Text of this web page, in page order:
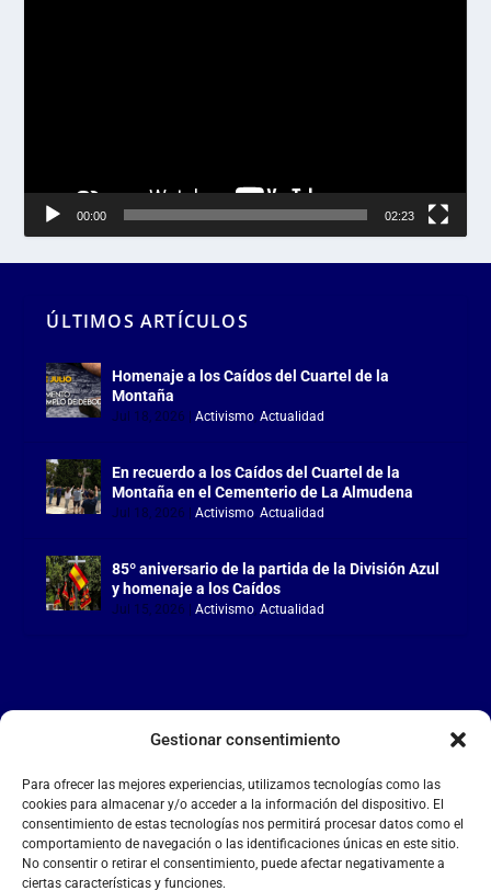
Gestionar consentimiento
Para ofrecer las mejores experiencias, utilizamos tecnologías como las
cookies para almacenar y/o acceder a la información del dispositivo. El
consentimiento de estas tecnologías nos permitirá procesar datos como el
comportamiento de navegación o las identificaciones únicas en este sitio.
No consentir o retirar el consentimiento, puede afectar negativamente a
ciertas características y funciones.
00:00 02:23
ÚLTIMOS ARTÍCULOS
Homenaje a los Caídos del Cuartel de la
Montaña
Jul 18, 2026 |Activismo ,Actualidad
En recuerdo a los Caídos del Cuartel de la
Montaña en el Cementerio de La Almudena
Jul 18, 2026 |Activismo ,Actualidad
85º aniversario de la partida de la División Azul
y homenaje a los Caídos
Jul 15, 2026 |Activismo ,Actualidad
LA FALANGE
Reproductor
de
vídeo